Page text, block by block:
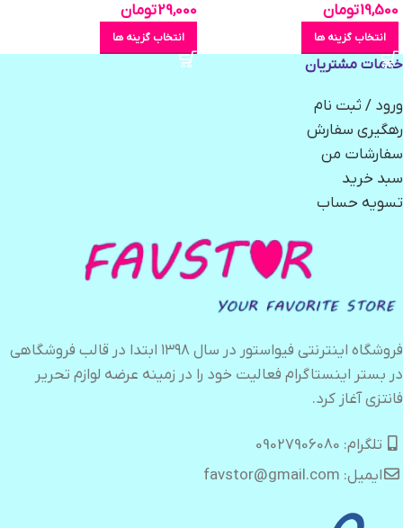
19,500تومان
انتخاب گزینه ها
29,000تومان
انتخاب گزینه ها
خدمات مشتریان
ورود / ثبت نام
رهگیری سفارش
سفارشات من
سبد خرید
تسویه حساب
فروشگاه اینترنتی فیواستور در سال ۱۳۹۸ ابتدا در قالب فروشگاهی
در بستر اینستاگرام فعالیت خود را در زمینه عرضه لوازم تحریر
فانتزی آغاز کرد.
تلگرام: 09027906080
ایمیل: favstor@gmail.com